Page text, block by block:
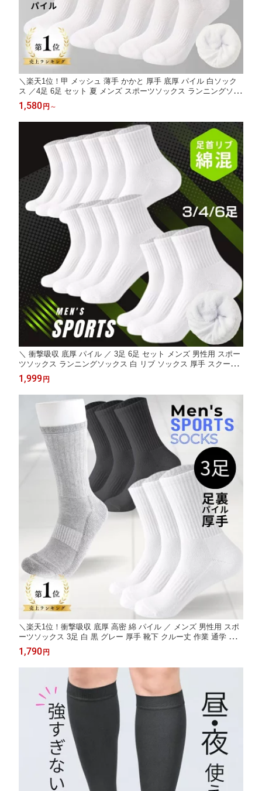
＼楽天1位！甲 メッシュ 薄手 かかと 厚手 底厚 パイル 白ソック
ス ／4足 6足 セット 夏 メンズ スポーツソックス ランニングソッ
クス 白 無地 綿 蒸れない くるぶしソックス くるぶし靴下 靴ずれ
防止 くるぶし 靴下 スポーツ ランニング ソックス 夏用 ショート
24.5-27cm
1,580円 ～
＼ 衝撃吸収 底厚 パイル ／ 3足 6足 セット メンズ 男性用 スポー
ツソックス ランニングソックス 白 リブ ソックス 厚手 スクール
ソックス スクール 通学 靴下 足首 ショート アンクル丈 クルー丈
スポーツ ランニング 綿 春 夏 夏用 秋 冬 24.5cm-27cm 3足セット
1,999円
＼楽天1位！衝撃吸収 底厚 高密 綿 パイル ／ メンズ 男性用 スポ
ーツソックス 3足 白 黒 グレー 厚手 靴下 クルー丈 作業 通学 ス
クール スポーツ アウトドア 登山 トレッキング ランニング スノ
ーボード スノボ スキー ソックス無地 冷え対策 春 秋 冬 セット
1,790円